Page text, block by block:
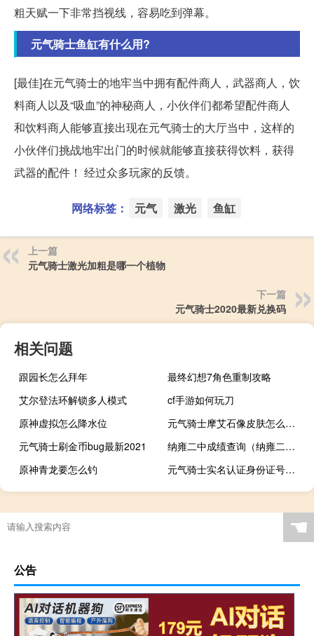
粗天赋一下非常挡视线，容易吃到弹幕。
元气骑士鱼缸有什么用?
[最佳]在元气骑士的地牢当中拥有配件商人，武器商人，饮
料商人以及“吸血”的神秘商人，小伙伴们都希望配件商人
和饮料商人能够直接出现在元气骑士的大厅当中，这样的
小伙伴们挑战地牢出门的时候就能够直接获得饮料，获得
武器的配件！ 经过众多玩家的反馈。
网络标签： 元气 激光 鱼缸
上一篇
元气骑士激光加粗是哪一个植物
下一篇
元气骑士2020最新兑换码
相关问题
跟园长怎么拜年
最终幻想7角色重制攻略
艾尔登法环解锁多人模式
cf手游如何玩刀
原神虚拟怎么降水位
元气骑士摩艾石像皮肤怎么获得
元气骑士刷金币bug最新2021
纳雍二中成绩查询（纳雍二中）
原神青龙要怎么钓
元气骑士实名认证身份证号显示格式错误怎么办
☚
公告